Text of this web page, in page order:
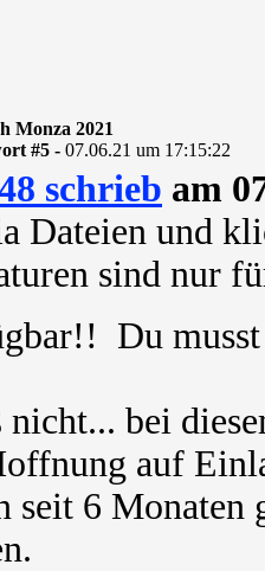
Monza 2021
#5 - 07.06.21 um 17:15:22
schrieb am
Dateien und
sind nur
Du
nicht... bei
auf
seit 6 Monaten